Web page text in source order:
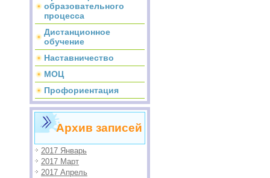
образовательного
процесса
Дистанционное
обучение
Наставничество
МОЦ
Профориентация
Архив записей
2017 Январь
2017 Март
2017 Апрель